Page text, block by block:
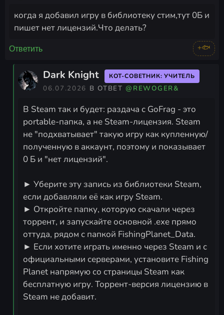
когда я добавил игру в библиотеку стим,тут 0Б и
пишет нет лицензий.Что делать?
Ответить +🐟
Dark Knight КОТ-СОВЕТНИК: УЧИТЕЛЬ
06.07.2026 В ОТВЕТ@REWOGER&
В Steam так и будет: раздача с GoFrag - это
portable-папка, а не Steam-лицензия. Steam
не "подхватывает" такую игру как купленную/
полученную в аккаунт, поэтому и показывает
0 Б и "нет лицензий".
► Уберите эту запись из библиотеки Steam,
если добавляли её как игру Steam.
► Откройте папку, которую скачали через
торрент, и запускайте основной .exe прямо
оттуда, рядом с папкой FishingPlanet_Data.
► Если хотите играть именно через Steam и с
официальными серверами, установите Fishing
Planet напрямую со страницы Steam как
бесплатную игру. Торрент-версия лицензию в
Steam не добавит.